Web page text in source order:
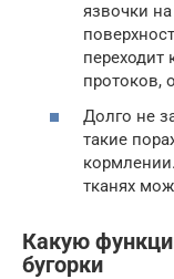
язвочки
переходит
протоков,
Долго не
такие
тканях
Какую
бугорки